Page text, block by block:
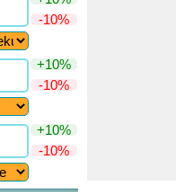
-10%
+10%
-10%
+10%
-10%